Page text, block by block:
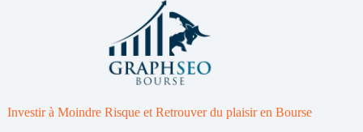
Investir à Moindre Risque et Retrouver du plaisir en Bourse